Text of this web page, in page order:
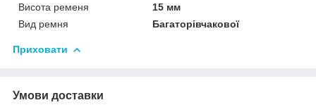
Висота ременя
15 мм
Вид ремня
Багаторівчакової
Приховати
Умови доставки